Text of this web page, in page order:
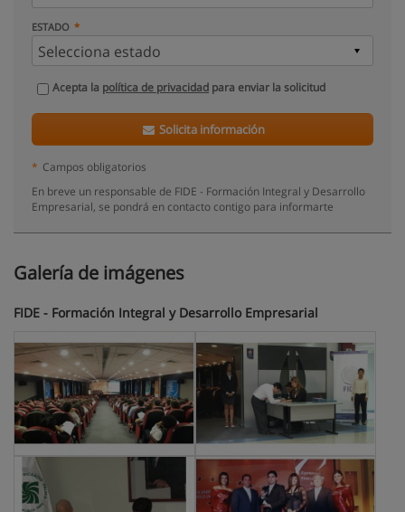
ESTADO
Acepta la política de privacidad para enviar la solicitud
Solicita información
* Campos obligatorios
En breve un responsable de FIDE - Formación Integral y Desarrollo
Empresarial, se pondrá en contacto contigo para informarte
Galería de imágenes
FIDE - Formación Integral y Desarrollo Empresarial